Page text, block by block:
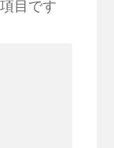
目です